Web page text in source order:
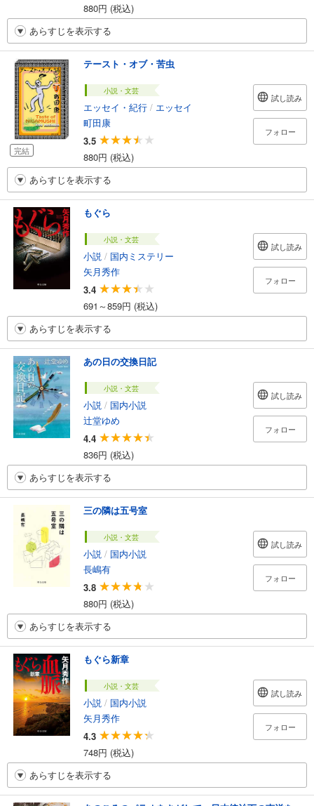
880円 (税込)
あらすじを表示する
完結
テースト・オブ・苦虫
小説・文芸
エッセイ・紀行 / エッセイ
町田康
3.5
880円 (税込)
試し読み
フォロー
あらすじを表示する
もぐら
小説・文芸
小説 / 国内ミステリー
矢月秀作
3.4
691～859円 (税込)
試し読み
フォロー
あらすじを表示する
あの日の交換日記
小説・文芸
小説 / 国内小説
辻堂ゆめ
4.4
836円 (税込)
試し読み
フォロー
あらすじを表示する
三の隣は五号室
小説・文芸
小説 / 国内小説
長嶋有
3.8
880円 (税込)
試し読み
フォロー
あらすじを表示する
もぐら新章
小説・文芸
小説 / 国内小説
矢月秀作
4.3
748円 (税込)
試し読み
フォロー
あらすじを表示する